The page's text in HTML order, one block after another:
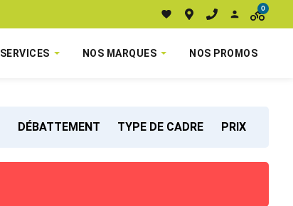
0
SERVICES NOS MARQUES NOS PROMOS
DÉBATTEMENT TYPE DE CADRE PRIX